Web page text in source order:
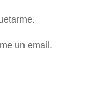
un email.